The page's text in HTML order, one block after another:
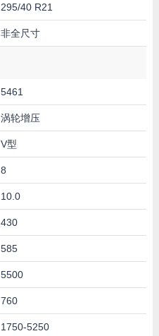
295/40 R21
非全尺寸
5461
涡轮增压
V型
8
10.0
430
585
5500
760
1750-5250